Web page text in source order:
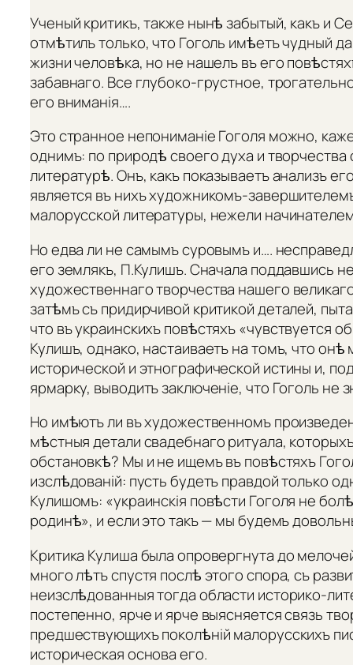
Ученый критикъ, также нынѣ забытый, какъ и
отмѣтилъ только, что Гоголь имѣетъ чудный
жизни человѣка, но не нашелъ въ его
забавнаго. Все глубоко-грустное,
его вниманія….
Это странное непониманіе Гоголя можно,
однимъ: по природѣ своего духа и
литературѣ. Онъ, какъ показываетъ анализъ
является въ нихъ художникомъ-
малорусской литературы, нежели
Но едва ли не самымъ суровымъ и….
его землякъ, П.Кулишъ. Сначала поддавшись
художественнаго творчества нашего
затѣмъ съ придирчивой критикой деталей,
что въ украинскихъ повѣстяхъ «чувствуется
Кулишъ, однако, настаиваетъ на томъ, что
исторической и этнографической истины и,
ярмарку, выводитъ заключеніе, что Гоголь не
Но имѣютъ ли въ художественномъ
мѣстныя детали свадебнаго ритуала,
обстановкѣ? Мы и не ищемъ въ повѣстяхъ
изслѣдованій: пусть будетъ правдой только
Кулишомъ: «украинскія повѣсти Гоголя не
родинѣ», и если это такъ — мы будемъ
Критика Кулиша была опровергнута до
много лѣтъ спустя послѣ этого спора, съ
неизслѣдованныя тогда области историко-
постепенно, ярче и ярче выясняется связь
предшествующихъ поколѣній малорусскихъ
историческая основа его.